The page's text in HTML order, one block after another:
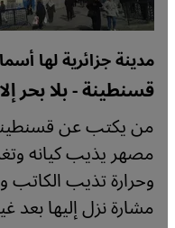
مدينة جزائرية لها
قسنطينة - بلا بحر
من يكتب عن
مصهر يذيب كيانه
وحرارة تذيب الكاتب
مشارة نزل إليها بعد